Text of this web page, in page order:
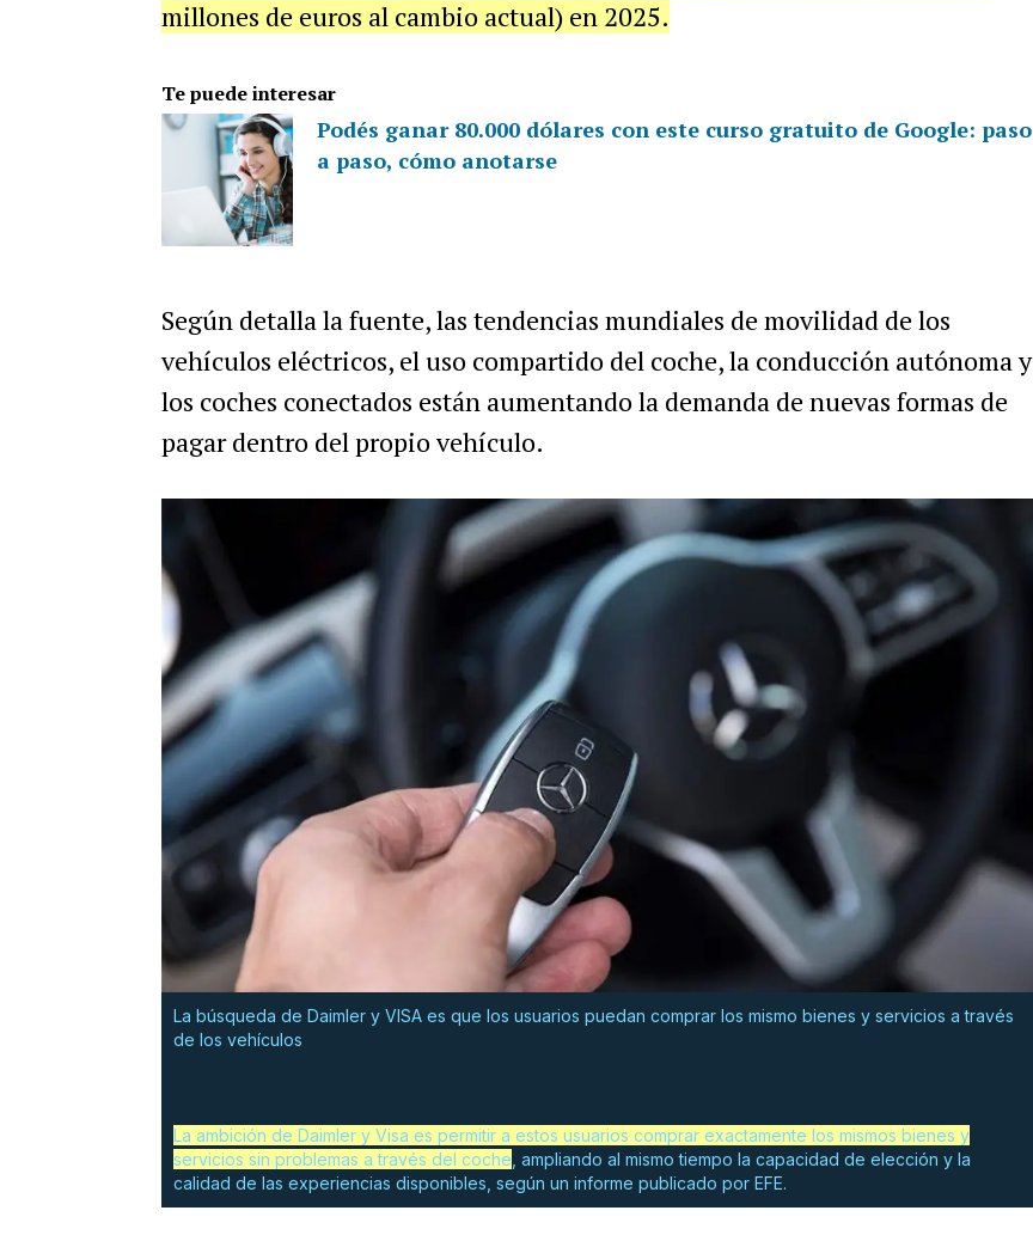
millones de euros al cambio actual) en 2025.
Te puede interesar
Podés ganar 80.000 dólares con este curso gratuito de Google: paso
a paso, cómo anotarse
Según detalla la fuente, las tendencias mundiales de movilidad de los
vehículos eléctricos, el uso compartido del coche, la conducción autónoma y
los coches conectados están aumentando la demanda de nuevas formas de
pagar dentro del propio vehículo.
La búsqueda de Daimler y VISA es que los usuarios puedan comprar los mismo bienes y servicios a través
de los vehículos
La ambición de Daimler y Visa es permitir a estos usuarios comprar exactamente los mismos bienes y
servicios sin problemas a través del coche , ampliando al mismo tiempo la capacidad de elección y la
calidad de las experiencias disponibles, según un informe publicado por EFE.